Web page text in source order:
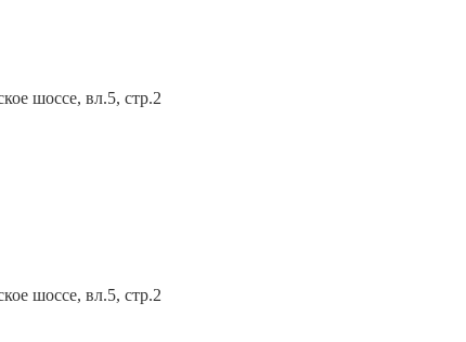
шоссе, вл.5, стр.2
шоссе, вл.5, стр.2